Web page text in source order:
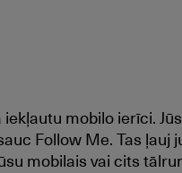
mobilo ierīci.
Follow Me. Tas ļauj
mobilais vai cits